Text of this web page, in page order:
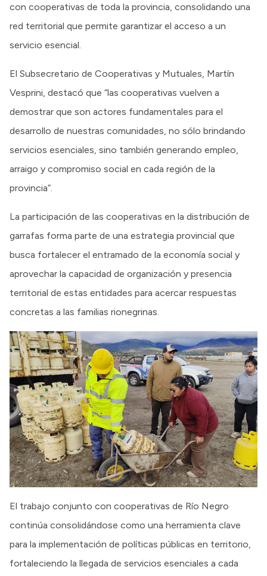
con cooperativas de toda la provincia, consolidando una
red territorial que permite garantizar el acceso a un
servicio esencial.
El Subsecretario de Cooperativas y Mutuales, Martín
Vesprini, destacó que “las cooperativas vuelven a
demostrar que son actores fundamentales para el
desarrollo de nuestras comunidades, no sólo brindando
servicios esenciales, sino también generando empleo,
arraigo y compromiso social en cada región de la
provincia”.
La participación de las cooperativas en la distribución de
garrafas forma parte de una estrategia provincial que
busca fortalecer el entramado de la economía social y
aprovechar la capacidad de organización y presencia
territorial de estas entidades para acercar respuestas
concretas a las familias rionegrinas.
El trabajo conjunto con cooperativas de Río Negro
continúa consolidándose como una herramienta clave
para la implementación de políticas públicas en territorio,
fortaleciendo la llegada de servicios esenciales a cada